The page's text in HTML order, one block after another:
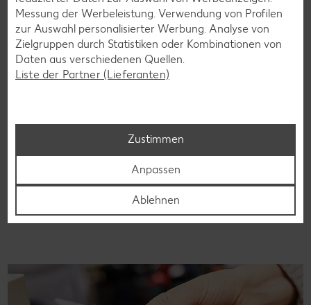
Kundenservice steht für uns an erster Stelle: Wir möchten,
dass unsere Kunden mit uns zufrieden sind und gerne in
unseren Filialen einkaufen.
Zu Kaufland Services
Messung der Werbeleistung. Verwendung von Profilen
zur Auswahl personalisierter Werbung. Analyse von
Zielgruppen durch Statistiken oder Kombinationen von
Daten aus verschiedenen Quellen.
Liste der Partner (Lieferanten)
Zustimmen
Anpassen
Ablehnen